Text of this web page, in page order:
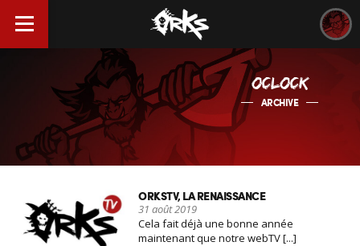
OCLOCK
ARCHIVE
ORKSTV, LA RENAISSANCE
31 août 2019
Cela fait déjà une bonne année
maintenant que notre webTV [...]